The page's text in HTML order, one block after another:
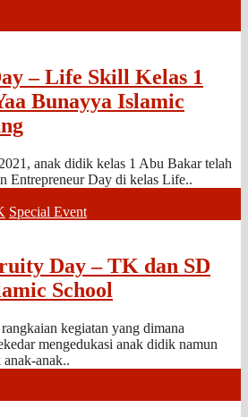
– Life Skill Kelas 1
Bunayya Islamic
anak didik kelas 1 Abu Bakar telah
Entrepreneur Day di kelas Life..
Special Event
Day – TK dan SD
School
kegiatan yang dimana
mengedukasi anak didik namun
anak..